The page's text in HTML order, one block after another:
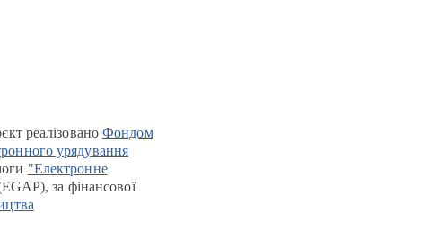
реалізованоФондом
урядування
"Електронне
за фінансової